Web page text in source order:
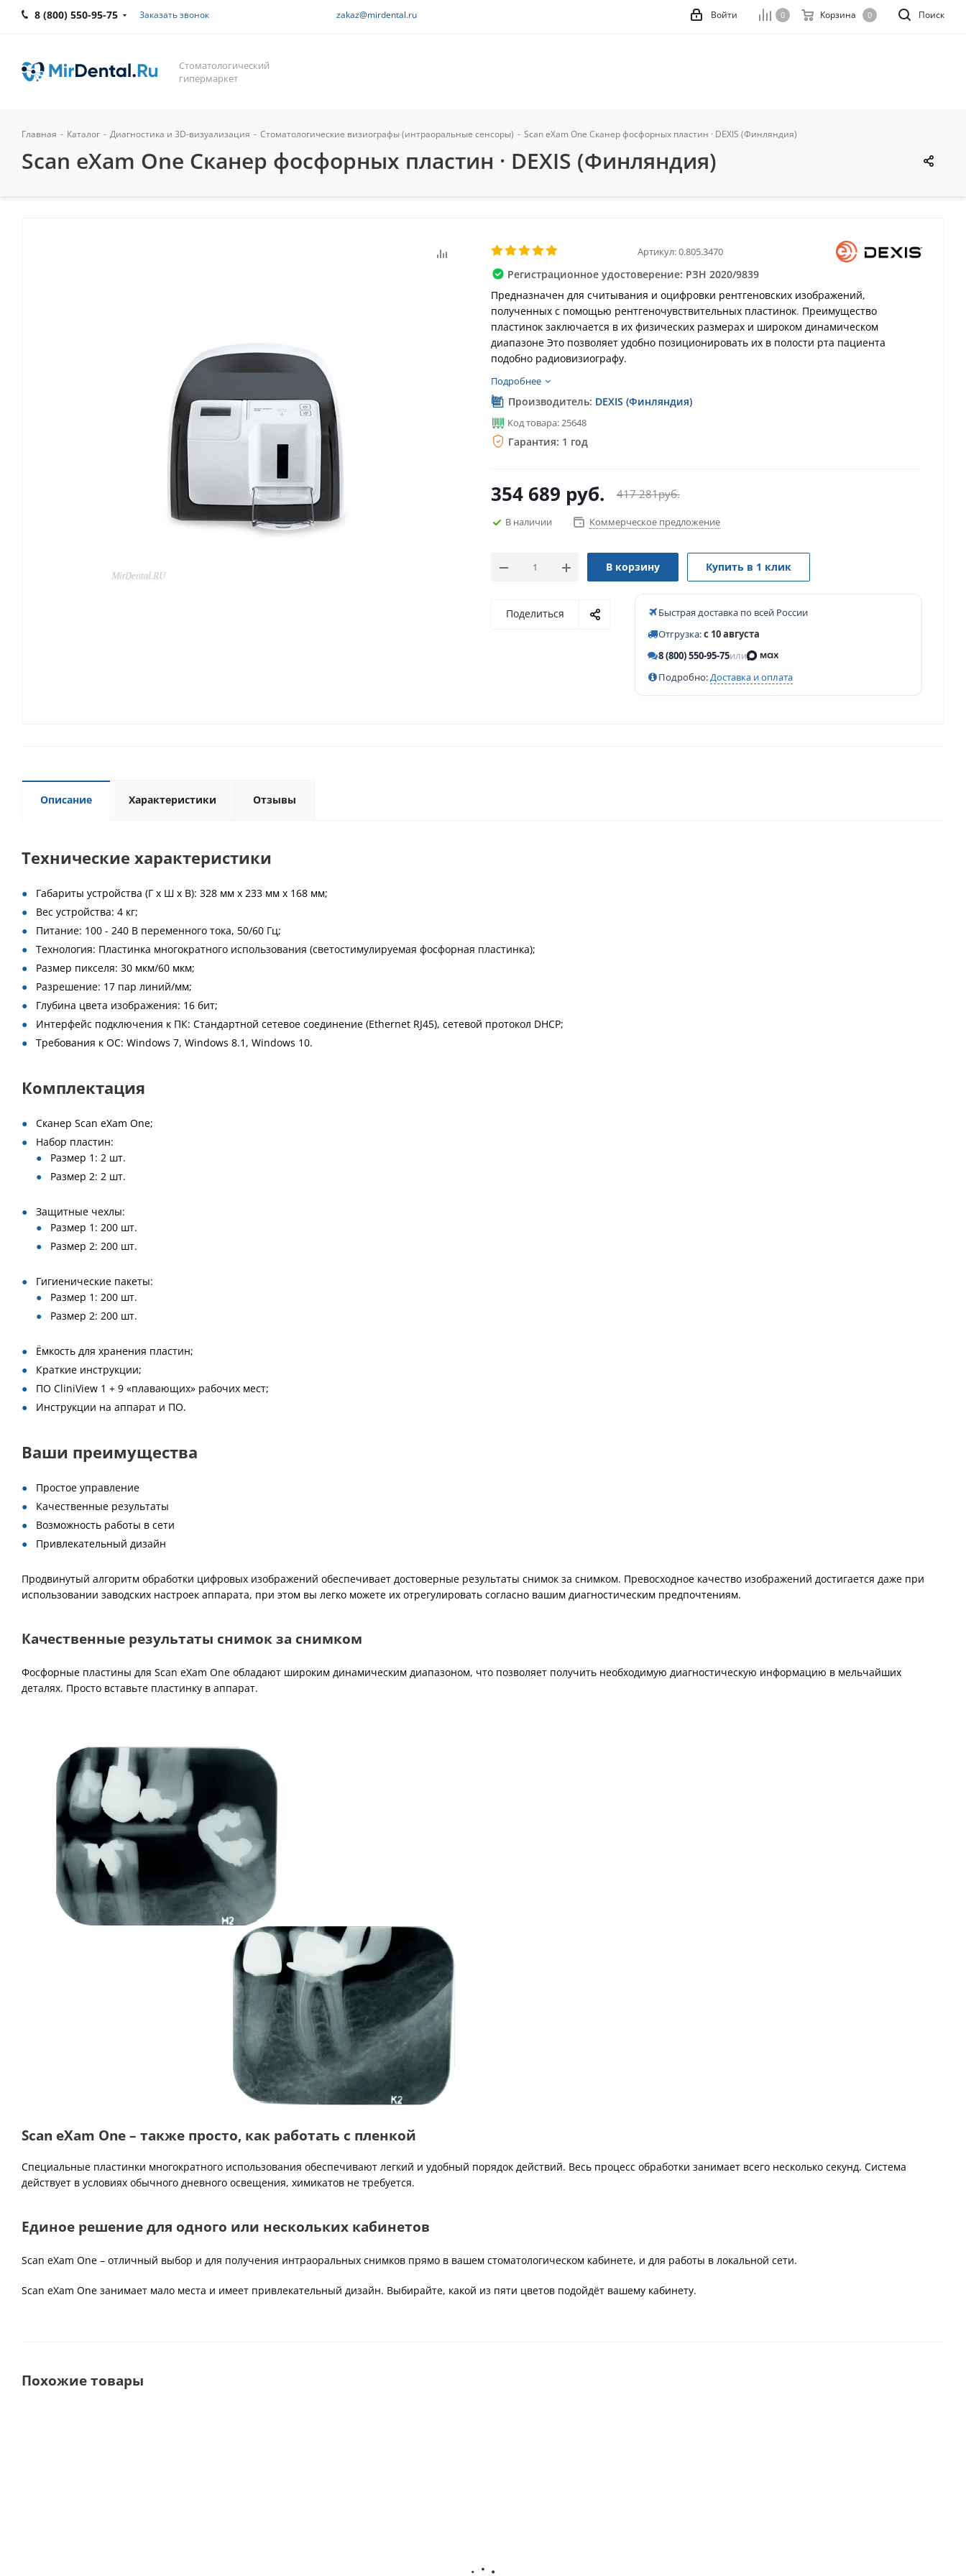
8 (800) 550-95-75 Заказать звонок zakaz@mirdental.ru Поиск
0 Корзина 0
Войти
Стоматологический
гипермаркет
Главная - Каталог - Диагностика и 3D-визуализация - Стоматологические визиографы (интраоральные сенсоры) - Scan eXam One Сканер фосфорных пластин · DEXIS (Финляндия)
Scan eXam One Сканер фосфорных пластин · DEXIS (Финляндия)
Артикул:0.805.3470
Регистрационное удостоверение: РЗН 2020/9839
Предназначен для считывания и оцифровки рентгеновских изображений,
полученных с помощью рентгеночувствительных пластинок. Преимущество
пластинок заключается в их физических размерах и широком динамическом
диапазоне Это позволяет удобно позиционировать их в полости рта пациента
подобно радиовизиографу.
Подробнее
Производитель: DEXIS (Финляндия)
Код товара: 25648
Гарантия: 1 год
354 689 руб. 417 281руб.
В наличии Коммерческое предложение
В корзину Купить в 1 клик
Поделиться
Быстрая доставка по всей России
Отгрузка:с 10 августа
8 (800) 550-95-75или
Подробно:Доставка и оплата
Описание Характеристики Отзывы
Технические характеристики
Габариты устройства (Г х Ш х В): 328 мм x 233 мм x 168 мм;
Вес устройства: 4 кг;
Питание: 100 - 240 В переменного тока, 50/60 Гц;
Технология: Пластинка многократного использования (светостимулируемая фосфорная пластинка);
Размер пикселя: 30 мкм/60 мкм;
Разрешение: 17 пар линий/мм;
Глубина цвета изображения: 16 бит;
Интерфейс подключения к ПК: Стандартной сетевое соединение (Ethernet RJ45), сетевой протокол DHCP;
Требования к ОС: Windows 7, Windows 8.1, Windows 10.
Комплектация
Сканер Scan eXam One;
Набор пластин:
Размер 1: 2 шт.
Размер 2: 2 шт.
Защитные чехлы:
Размер 1: 200 шт.
Размер 2: 200 шт.
Гигиенические пакеты:
Размер 1: 200 шт.
Размер 2: 200 шт.
Ёмкость для хранения пластин;
Краткие инструкции;
ПО CliniView 1 + 9 «плавающих» рабочих мест;
Инструкции на аппарат и ПО.
Ваши преимущества​
Простое управление
Качественные результаты
Возможность работы в сети
Привлекательный дизайн
Продвинутый алгоритм обработки цифровых изображений обеспечивает достоверные результаты снимок за снимком. Превосходное качество изображений достигается даже при
использовании заводских настроек аппарата, при этом вы легко можете их отрегулировать согласно вашим диагностическим предпочтениям.
Качественные результаты снимок за снимком
Фосфорные пластины для Scan eXam One обладают широким динамическим диапазоном, что позволяет получить необходимую диагностическую информацию в мельчайших
деталях. Просто вставьте пластинку в аппарат.
Scan eXam One – также просто, как работать с пленкой
Специальные пластинки многократного использования обеспечивают легкий и удобный порядок действий. Весь процесс обработки занимает всего несколько секунд. Система
действует в условиях обычного дневного освещения, химикатов не требуется.
Единое решение для одного или нескольких кабинетов
Scan eXam One – отличный выбор и для получения интраоральных снимков прямо в вашем стоматологическом кабинете, и для работы в локальной сети.
Scan eXam One занимает мало места и имеет привлекательный дизайн. Выбирайте, какой из пяти цветов подойдёт вашему кабинету.
Похожие товары
HDR 500 Визиограф